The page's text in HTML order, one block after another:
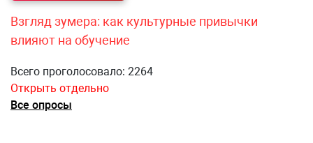
Взгляд зумера: как культурные привычки
влияют на обучение
Всего проголосовало: 2264
Открыть отдельно
Все опросы